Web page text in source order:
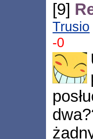
[9]
Trusio
-0